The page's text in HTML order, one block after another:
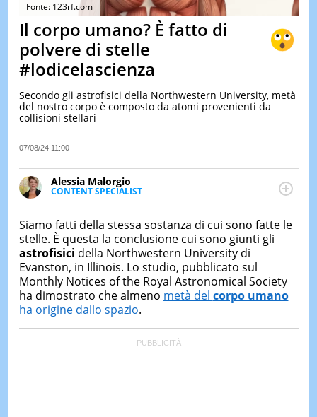
&
TEST
&
LE
DI
IERI
Fonte: 123rf.com
Il corpo umano? È fatto di
polvere di stelle
#lodicelascienza
Secondo gli astrofisici della Northwestern University, metà
del nostro corpo è composto da atomi provenienti da
collisioni stellari
07/08/24 11:00
Alessia Malorgio
CONTENT SPECIALIST
Ha conseguito un Master in Marketing Management
occupa della creazione di contenuti in ottica SEO e
dello sviluppo di strategie marketing attraverso
canali digitali.
Siamo fatti della stessa sostanza di cui sono fatte le
stelle. È questa la conclusione cui sono giunti gli
astrofisici della Northwestern University di
Evanston, in Illinois. Lo studio, pubblicato sul
Monthly Notices of the Royal Astronomical Society
ha dimostrato che almeno metà del corpo umano
ha origine dallo spazio.